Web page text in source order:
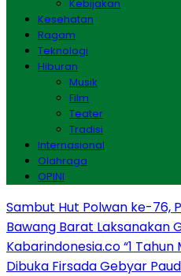
Kebijakan
Kesehatan
Ragam
Teknologi
Hiburan
Musik
Film
Teater
Tradisi
Internasional
Olahraga
OPINI
Sambut Hut Polwan ke-76,
Bawang Barat Laksanakan
Kabarindonesia.co “1
Dibuka Firsada Gebyar